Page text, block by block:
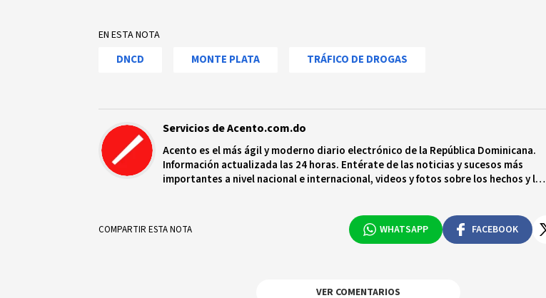
EN ESTA NOTA
DNCD MONTE PLATA TRÁFICO DE DROGAS
Servicios de Acento.com.do
Acento es el más ágil y moderno diario electrónico de la República Dominicana.
Información actualizada las 24 horas. Entérate de las noticias y sucesos más
importantes a nivel nacional e internacional, videos y fotos sobre los hechos y los
COMPARTIR ESTA NOTA WHATSAPP FACEBOOK
VER COMENTARIOS